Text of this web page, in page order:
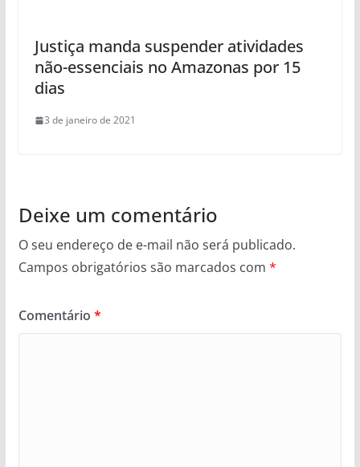
Justiça manda suspender atividades
não-essenciais no Amazonas por 15
dias
3 de janeiro de 2021
Deixe um comentário
O seu endereço de e-mail não será publicado.
Campos obrigatórios são marcados com *
Comentário *